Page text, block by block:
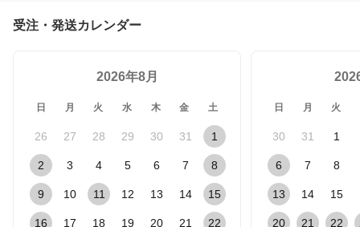
受注・発送カレンダー
2026年8月
日 月 火 水 木 金 土
26 27 28 29 30 31 1
2 3 4 5 6 7 8
9 10 11 12 13 14 15
16 17 18 19 20 21 22
日 月 火
30 31 1
6 7 8
13 14 15
20 21 22